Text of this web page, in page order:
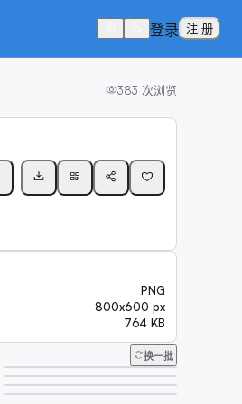
登录 注 册
383 次浏览
PNG
800x600 px
764 KB
换一批